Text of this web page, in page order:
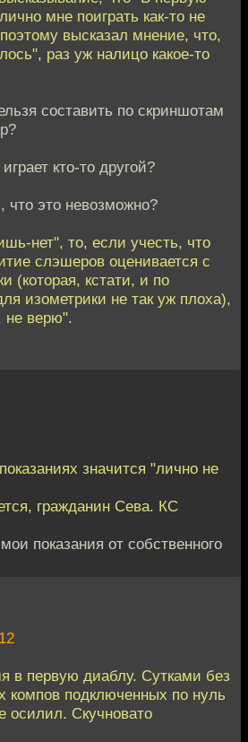
мне поиграть как-то не
высказал мнение, что,
раз уж налицо какое-то
составить по скриншотам
кто-то другой?
что это невозможно?
нет", то, если учесть, что
слэшеров оценивается с
(которая, кстати, и по
изометрики не так уж плоха),
не верю".
значится "лично не
гражданин Сева. КС
показания от собственного
в первую диаблу. Сутками без
компов подключенных по нуль
осилил. Скучновато